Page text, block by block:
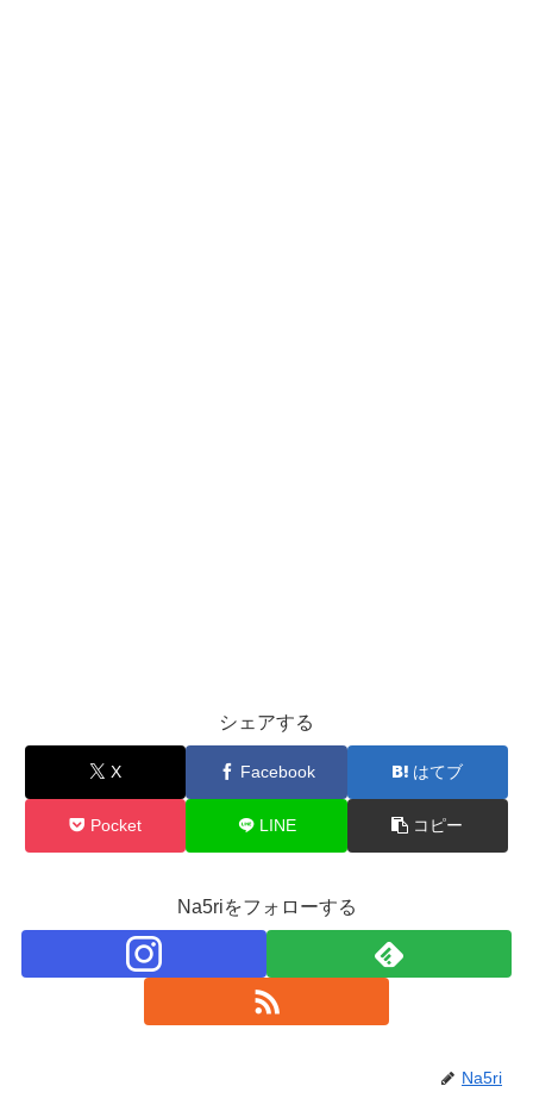
シェアする
X Facebook はてブ
Pocket LINE コピー
Na5riをフォローする
Na5ri